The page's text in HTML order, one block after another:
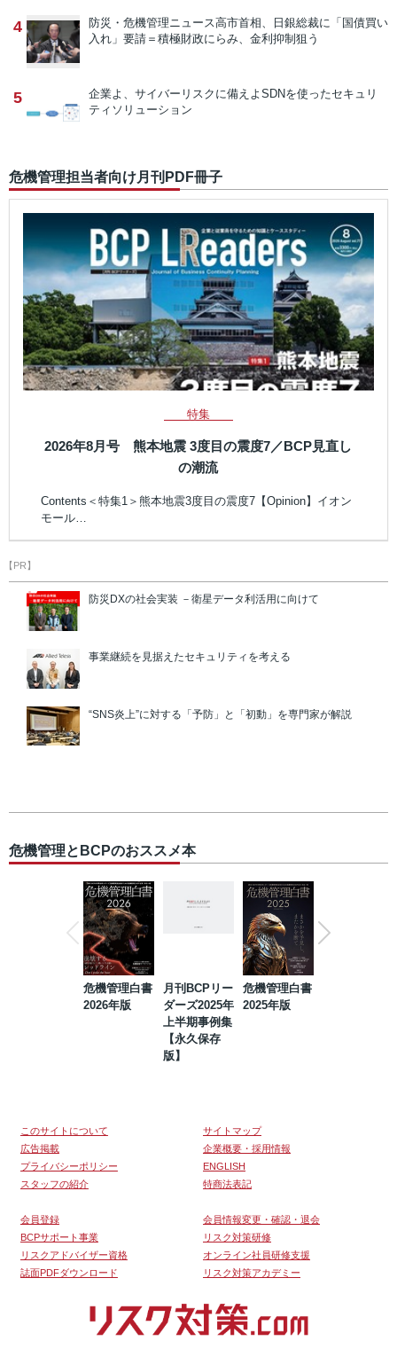
4 防災・危機管理ニュース高市首相、日銀総裁に「国債買い
入れ」要請＝積極財政にらみ、金利抑制狙う
5 企業よ、サイバーリスクに備えよ SDNを使ったセキュリ
ティソリューション
危機管理担当者向け月刊PDF冊子
特集
2026年8月号 熊本地震 3度目の震度7／BCP見直し
の潮流
Contents＜特集1＞熊本地震3度目の震度7【Opinion】イオン
モール…
【PR】
防災DXの社会実装 －衛星データ利活用に向けて
事業継続を見据えたセキュリティを考える
“SNS炎上”に対する「予防」と「初動」を専門家が解説
危機管理とBCPのおススメ本
危機管理白書
2026年版
月刊BCPリー
ダーズ2025年
上半期事例集
【永久保存
版】
危機管理白書
2025年版
このサイトについて
サイトマップ
広告掲載
企業概要・採用情報
プライバシーポリシー
ENGLISH
スタッフの紹介
特商法表記
会員登録
会員情報変更・確認・退会
BCPサポート事業
リスク対策研修
リスクアドバイザー資格
オンライン社員研修支援
誌面PDFダウンロード
リスク対策アカデミー